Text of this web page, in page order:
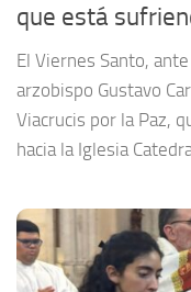
que está
El Viernes Santo,
arzobispo Gustavo
Viacrucis por la Paz,
hacia la Iglesia